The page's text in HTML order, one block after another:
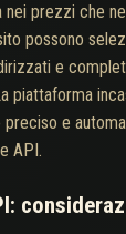
prezzi che
possono
e
piattaforma
preciso e
API.